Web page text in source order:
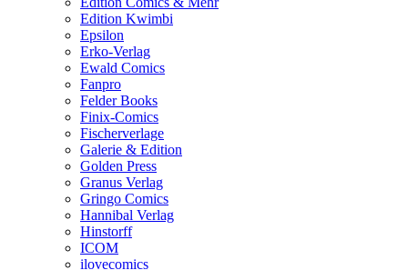
Edition Kwimbi
Epsilon
Erko-Verlag
Ewald Comics
Fanpro
Felder Books
Finix-Comics
Fischerverlage
Galerie & Edition
Golden Press
Granus Verlag
Gringo Comics
Hannibal Verlag
Hinstorff
ICOM
ilovecomics